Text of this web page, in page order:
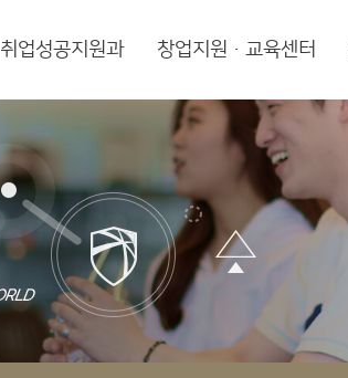
취업성공지원과 창업지원·교육센터